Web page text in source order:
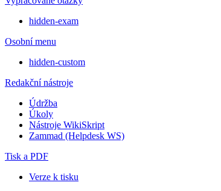
hidden-exam
Osobní menu
hidden-custom
Redakční nástroje
Údržba
Úkoly
Nástroje WikiSkript
Zammad (Helpdesk WS)
Tisk a PDF
Verze k tisku